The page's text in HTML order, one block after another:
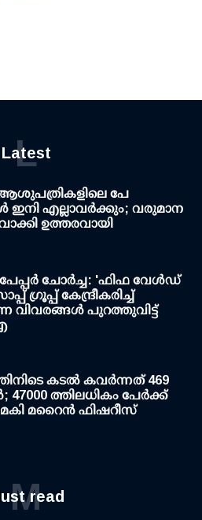
Latest
L
പേ
എല്ലാവര്‍ക്കും; വരുമാന
ഉത്തരവായി
ചോര്‍ച്ച: 'ഫിഫ വേള്‍ഡ്
ഗ്രൂപ്പ് കേന്ദ്രീകരിച്ച്
വിവരങ്ങള്‍ പുറത്തുവിട്ട്
കടല്‍ കവര്‍ന്നത് 469
ത്തിലധികം പേര്‍ക്ക്
മറൈന്‍ ഫിഷറീസ്
read
M